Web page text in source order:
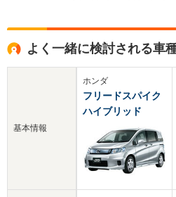
よく一緒に検討される車
基本情報
ホンダ
フリードスパイク
ハイブリッド